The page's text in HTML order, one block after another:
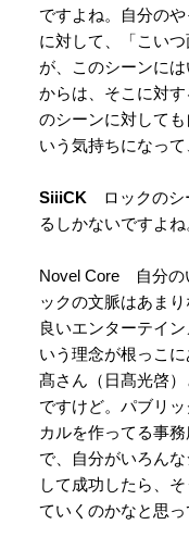
ですよね。自分の
に対して、「こい
が、このシーンに
からは、そこに対
のシーンに対して
いう気持ちになって
SiiiCKロックのシ
るしかないですよね
Novel Core 自分の
ックの文脈はあま
良いエンターテイ
いう理念が根っこ
髙さん（日髙光啓
ですけど。パブリ
カルを作ってる事
で、自分がいろん
して成功したら、
ていくのかなと思っ